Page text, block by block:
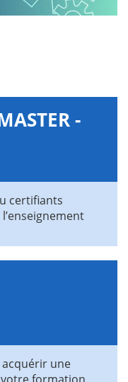
-
certifiants
une
formation